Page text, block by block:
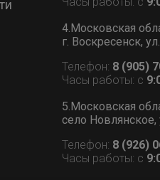
4.Московская
г. Воскресенск,
Телефон: 8 (905)
Часы работы: с
5.Московская
село Новлянское,
Телефон: 8 (926)
Часы работы: с